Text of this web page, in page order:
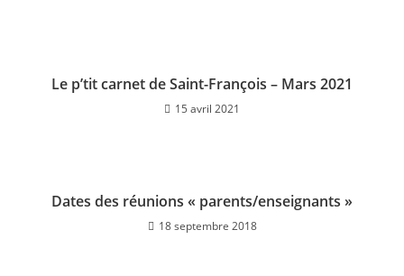
Le p’tit carnet de Saint-François – Mars 2021
15 avril 2021
Dates des réunions « parents/enseignants »
18 septembre 2018